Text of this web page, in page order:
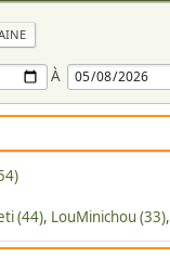
À
(44), LouMinichou (33),